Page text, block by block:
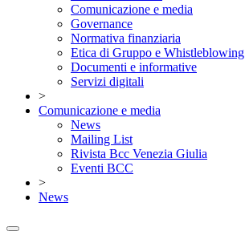
Comunicazione e media
Governance
Normativa finanziaria
Etica di Gruppo e Whistleblowing
Documenti e informative
Servizi digitali
>
Comunicazione e media
News
Mailing List
Rivista Bcc Venezia Giulia
Eventi BCC
>
News